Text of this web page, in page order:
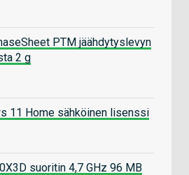
PTM jäähdytyslevyn
2 g
11 Home sähköinen lisenssi
suoritin 4,7 GHz 96 MB